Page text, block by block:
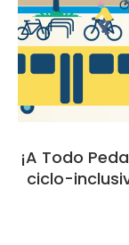
¡A Todo
ciclo-